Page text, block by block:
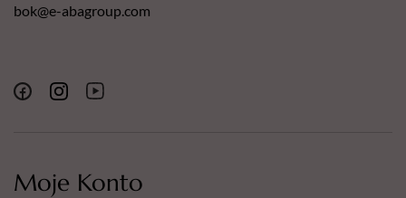
Moje Konto
bok@e-abagroup.com